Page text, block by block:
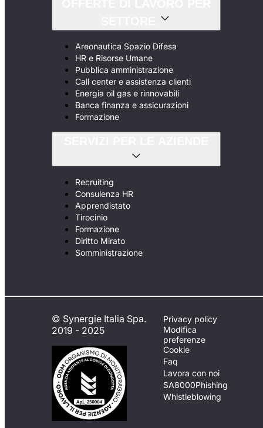
Areonautica Spazio Difesa
HR e Risorse Umane
Pubblica amministrazione
Call center e assistenza clienti
Energia oil gas e rinnovabili
Banca finanza e assicurazioni
Formazione
Recruiting
Consulenza HR
Apprendistato
Tirocinio
Formazione
Diritto Mirato
Somministrazione
© Synergie Italia Spa.
2019 - 2025
Privacy policy
Modifica
preferenze
Cookie
Faq
Lavora con noi
SA8000Phishing
Whistleblowing